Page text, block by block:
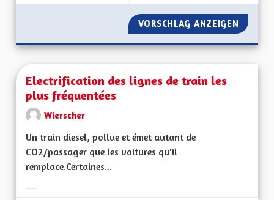
VORSCHLAG ANZEIGEN
Electrification des lignes de train les
plus fréquentées
Wierscher
Un train diesel, pollue et émet autant de
CO2/passager que les voitures qu'il
remplace.Certaines...